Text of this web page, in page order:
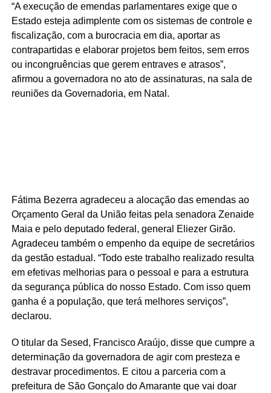
“A execução de emendas parlamentares exige que o
Estado esteja adimplente com os sistemas de controle e
fiscalização, com a burocracia em dia, aportar as
contrapartidas e elaborar projetos bem feitos, sem erros
ou incongruências que gerem entraves e atrasos”,
afirmou a governadora no ato de assinaturas, na sala de
reuniões da Governadoria, em Natal.
Fátima Bezerra agradeceu a alocação das emendas ao
Orçamento Geral da União feitas pela senadora Zenaide
Maia e pelo deputado federal, general Eliezer Girão.
Agradeceu também o empenho da equipe de secretários
da gestão estadual. “Todo este trabalho realizado resulta
em efetivas melhorias para o pessoal e para a estrutura
da segurança pública do nosso Estado. Com isso quem
ganha é a população, que terá melhores serviços”,
declarou.
O titular da Sesed, Francisco Araújo, disse que cumpre a
determinação da governadora de agir com presteza e
destravar procedimentos. E citou a parceria com a
prefeitura de São Gonçalo do Amarante que vai doar